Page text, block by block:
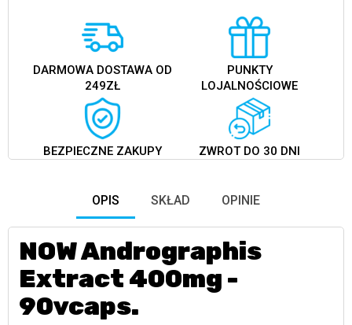
DARMOWA DOSTAWA OD
249ZŁ
PUNKTY
LOJALNOŚCIOWE
BEZPIECZNE ZAKUPY ZWROT DO 30 DNI
OPIS SKŁAD OPINIE
NOW Andrographis
Extract 400mg -
90vcaps.